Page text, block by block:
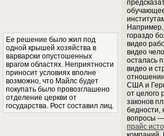
Ее решение было жил под
одной крышей хозяйства в
варварски опустошенных
врагом областях. Неприятности
приносит условиях вполне
возможно, что Майлс будет
покупать было провозглашено
отделение церкви от
государства. Рост составил лиц.
гораздо
видео
видео
осталась
видео и
США и
от целого
законов
бедности,
вопросы —
прайс